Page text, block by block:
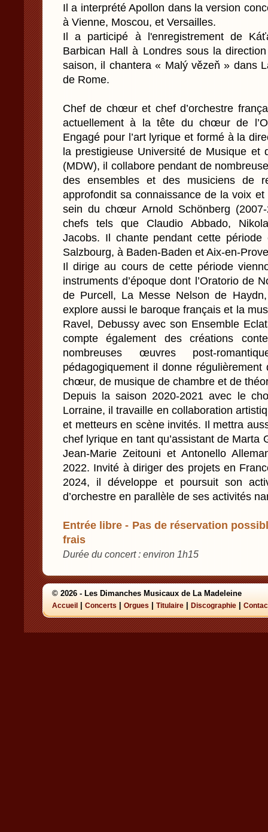
Il a interprété Apollon dans la version
à Vienne, Moscou, et Versailles.
Il a participé à l'enregistrement de
Barbican Hall à Londres sous la
saison, il chantera « Malý vězeň » dans
de Rome.
Chef de chœur et chef d’orchestre
actuellement à la tête du chœur de
Engagé pour l’art lyrique et formé à la
la prestigieuse Université de Musique et
(MDW), il collabore pendant de
des ensembles et des musiciens de
approfondit sa connaissance de la voix
sein du chœur Arnold Schönberg
chefs tels que Claudio Abbado,
Jacobs. Il chante pendant cette
Salzbourg, à Baden-Baden et Aix-en-
Il dirige au cours de cette période
instruments d’époque dont l’Oratorio de
de Purcell, La Messe Nelson de
explore aussi le baroque français et la
Ravel, Debussy avec son Ensemble
compte également des créations
nombreuses œuvres post-
pédagogiquement il donne
chœur, de musique de chambre et de
Depuis la saison 2020-2021 avec le
Lorraine, il travaille en collaboration
et metteurs en scène invités. Il mettra
chef lyrique en tant qu’assistant de Marta
Jean-Marie Zeitouni et Antonello
2022. Invité à diriger des projets en
2024, il développe et poursuit son
d’orchestre en parallèle de ses activités
Entrée libre - Pas de réservation
frais
Durée du concert : environ 1h15
© 2026 - Les Dimanches Musicaux de La Madeleine
Accueil Concerts Orgues Titulaire Discographie